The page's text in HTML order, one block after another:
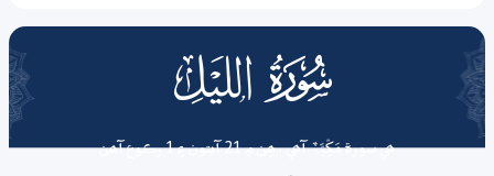
092 surah
ھي سورةمَکِّیَّۃٌآھي . ھِن ۾ 21 آيتون ۽ 1 رڪوع آھن